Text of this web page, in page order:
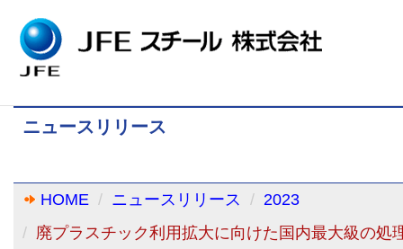
ニュースリリース
HOME ニュースリリース
2023
廃プラスチック利用拡大に向けた国内最大級の処